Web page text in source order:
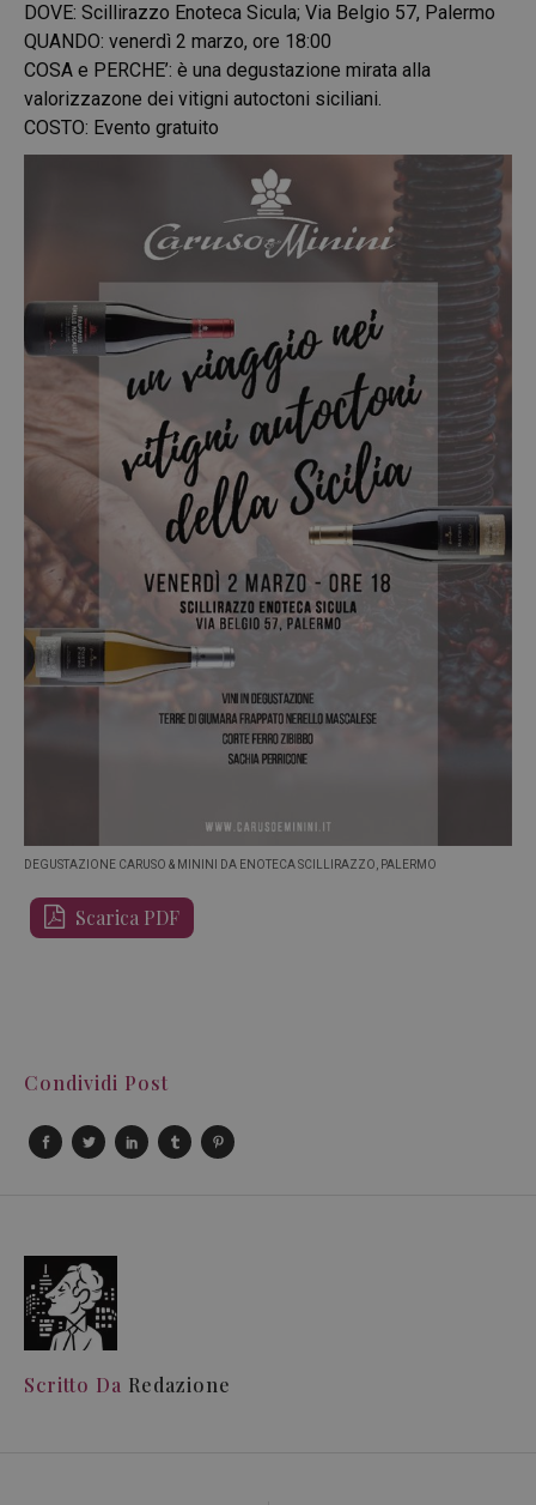
DOVE: Scillirazzo Enoteca Sicula; Via Belgio 57, Palermo
QUANDO: venerdì 2 marzo, ore 18:00
COSA e PERCHE’: è una degustazione mirata alla
valorizzazone dei vitigni autoctoni siciliani.
COSTO: Evento gratuito
DEGUSTAZIONE CARUSO & MININI DA ENOTECA SCILLIRAZZO, PALERMO
Scarica PDF
Condividi Post
Scritto Da Redazione